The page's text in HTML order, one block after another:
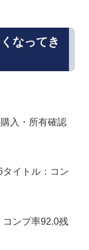
なってき
入・所有確認
イトル：コン
ンプ率92.0残